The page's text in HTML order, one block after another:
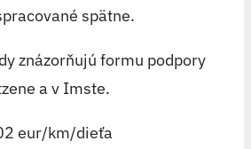
spätne.
znázorňujú formu podpory
a v Imste.
eur/km/dieťa